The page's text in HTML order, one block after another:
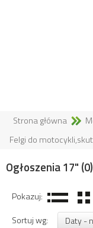
Strona główna
Felgi do
Ogłoszenia 17" (0)
Pokazuj:
Sortuj wg:
Daty -